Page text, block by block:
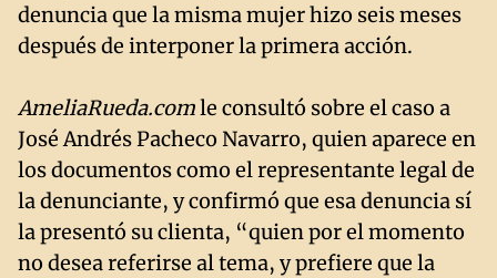
denuncia que la misma mujer hizo seis meses
después de interponer la primera acción.
AmeliaRueda.comle consultó sobre el caso a
José Andrés Pacheco Navarro, quien aparece en
los documentos como el representante legal de
la denunciante, y confirmó que esa denuncia sí
la presentó su clienta, “quien por el momento
no desea referirse al tema, y prefiere que la